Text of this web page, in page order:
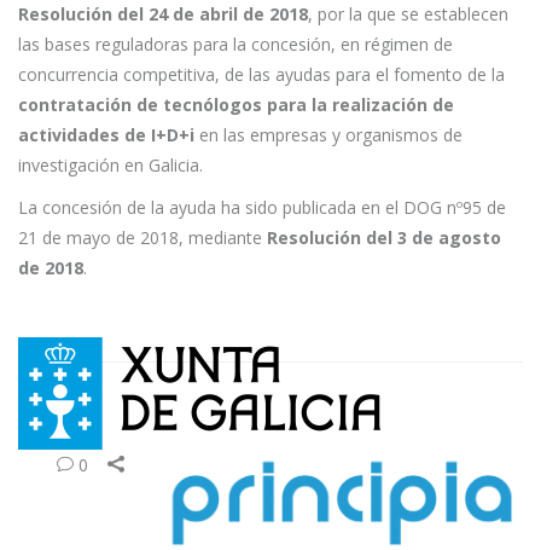
Resolución del 24 de abril de 2018, por la que se establecen
las bases reguladoras para la concesión, en régimen de
concurrencia competitiva, de las ayudas para el fomento de la
contratación de tecnólogos para la realización de
actividades de I+D+i en las empresas y organismos de
investigación en Galicia.
La concesión de la ayuda ha sido publicada en el DOG nº95 de
21 de mayo de 2018, mediante Resolución del 3 de agosto
de 2018.
0